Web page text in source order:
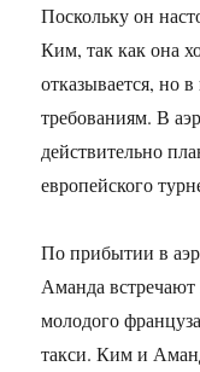
Поскольку он
Ким, так как она
отказывается, но
требованиям. В
действительно
европейского
По прибытии в
Аманда
молодого
такси. Ким и